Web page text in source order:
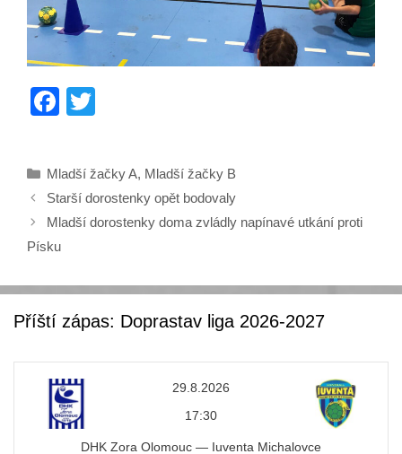
F
e
b
o
k
er
Rubriky
Mladší žačky A, Mladší žačky B
Starší dorostenky opět bodovaly
Mladší dorostenky doma zvládly napínavé utkání proti
Písku
Příští zápas: Doprastav liga 2026-2027
29.8.2026
17:30
DHK Zora Olomouc — Iuventa Michalovce